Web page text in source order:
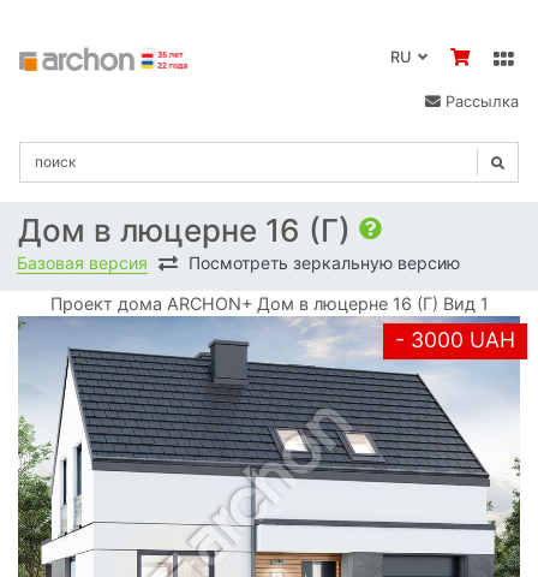
Рассылка
Дом в люцерне 16 (Г)
Базовая версия Посмотреть зеркальную версию
Проект дома ARCHON+ Дом в люцерне 16 (Г) Вид 1
- 3000 UAH